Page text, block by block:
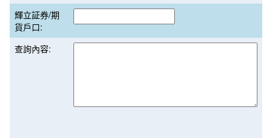
輝立証券/期
貨戶口:
查詢內容: